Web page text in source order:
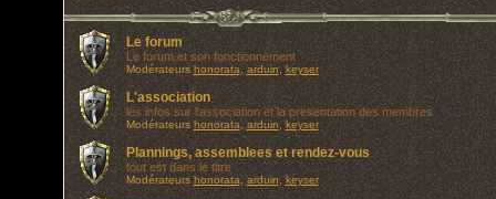
Le forum
Le forum et son fonctionnement
Modérateurs honorata ,arduin ,keyser
L'association
les infos sur l'association et la presentation des membres
Modérateurs honorata ,arduin ,keyser
Plannings, assemblees et rendez-vous
tout est dans le titre
Modérateurs honorata ,arduin ,keyser